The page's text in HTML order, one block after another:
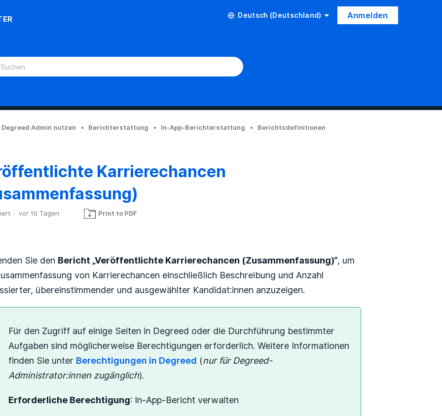
Deutsch (Deutschland) Anmelden
Degreed Admin nutzen Berichterstattung In-App-Berichterstattung Berichtsdefinitionen
Karrierechancen
vor 10 Tagen Print to PDF
Sie den Bericht „Veröffentlichte Karrierechancen (Zusammenfassung)“, um
von Karrierechancen einschließlich Beschreibung und Anzahl
übereinstimmender und ausgewählter Kandidat:innen anzuzeigen.
Für den Zugriff auf einige Seiten in Degreed oder die Durchführung bestimmter
Aufgaben sind möglicherweise Berechtigungen erforderlich. Weitere Informationen
finden Sie unter Berechtigungen in Degreed (nur für Degreed-
Administrator:innen zugänglich).
Erforderliche Berechtigung: In-App-Bericht verwalten